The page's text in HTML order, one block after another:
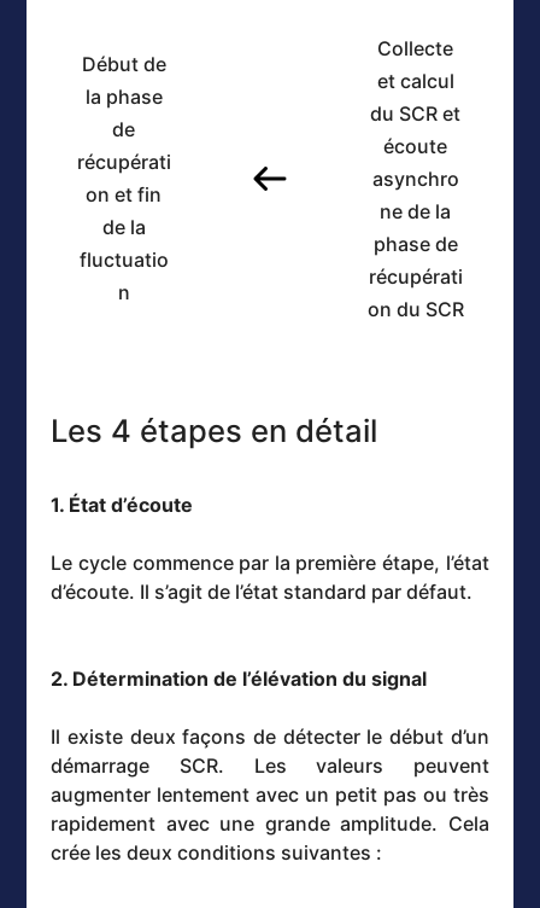
Début de
la phase
de
récupérati
on et fin
de la
fluctuatio
n
Collecte
et calcul
du SCR et
écoute
asynchro
ne de la
phase de
récupérati
on du SCR
Les 4 étapes en détail
1. État d’écoute
Le cycle commence par la première étape, l’état
d’écoute. Il s’agit de l’état standard par défaut.
2. Détermination de l’élévation du signal
Il existe deux façons de détecter le début d’un
démarrage SCR. Les valeurs peuvent
augmenter lentement avec un petit pas ou très
rapidement avec une grande amplitude. Cela
crée les deux conditions suivantes :